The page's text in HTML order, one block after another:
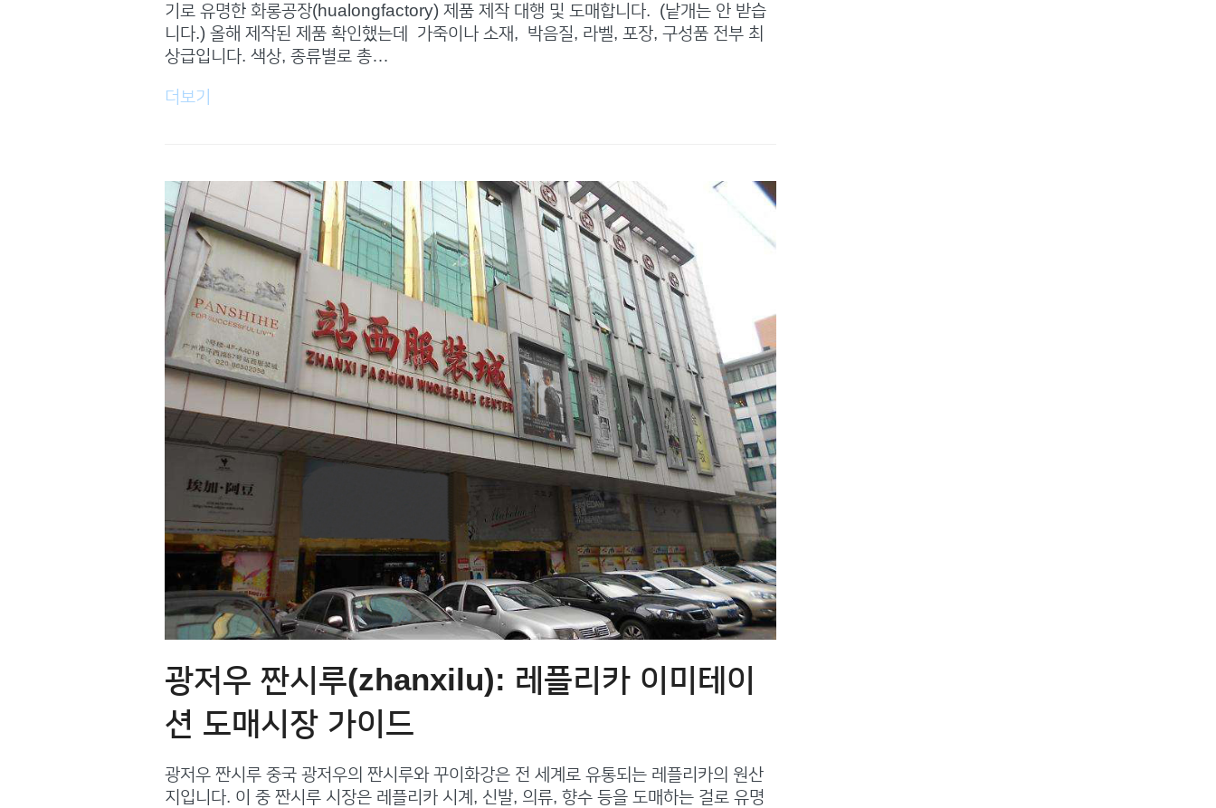
기로 유명한 화롱공장(hualongfactory) 제품 제작 대행 및 도매합니다. (낱개는 안 받습
니다.) 올해 제작된 제품 확인했는데 가죽이나 소재, 박음질, 라벨, 포장, 구성품 전부 최
상급입니다. 색상, 종류별로 총…
더보기
광저우 짠시루(zhanxilu): 레플리카 이미테이
션 도매시장 가이드
광저우 짠시루 중국 광저우의 짠시루와 꾸이화강은 전 세계로 유통되는 레플리카의 원산
지입니다. 이 중 짠시루 시장은 레플리카 시계, 신발, 의류, 향수 등을 도매하는 걸로 유명